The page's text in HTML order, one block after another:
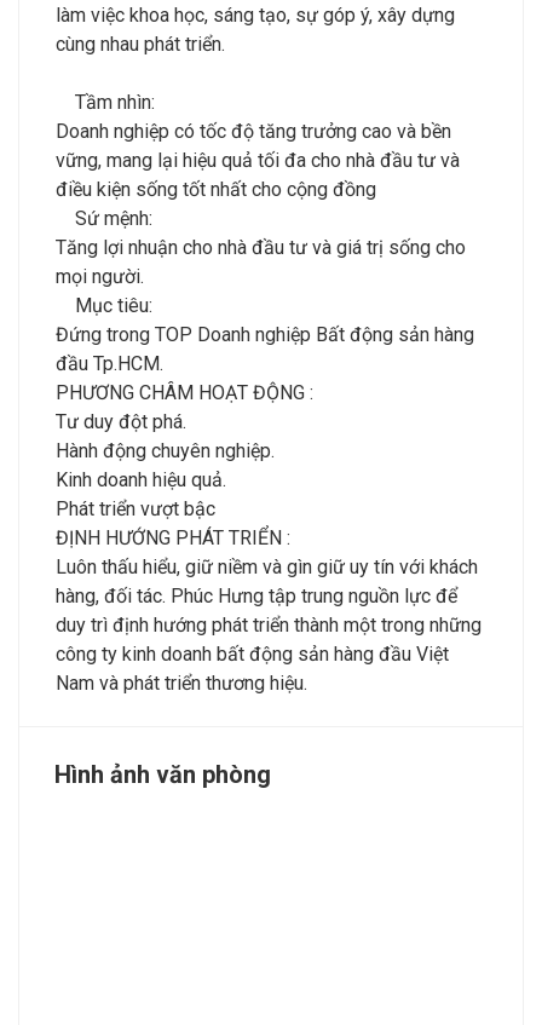
làm việc khoa học, sáng tạo, sự góp ý, xây dựng
cùng nhau phát triển.
Tầm nhìn:
Doanh nghiệp có tốc độ tăng trưởng cao và bền
vững, mang lại hiệu quả tối đa cho nhà đầu tư và
điều kiện sống tốt nhất cho cộng đồng
Sứ mệnh:
Tăng lợi nhuận cho nhà đầu tư và giá trị sống cho
mọi người.
Mục tiêu:
Đứng trong TOP Doanh nghiệp Bất động sản hàng
đầu Tp.HCM.
PHƯƠNG CHÂM HOẠT ĐỘNG :
Tư duy đột phá.
Hành động chuyên nghiệp.
Kinh doanh hiệu quả.
Phát triển vượt bậc
ĐỊNH HƯỚNG PHÁT TRIỂN :
Luôn thấu hiểu, giữ niềm và gìn giữ uy tín với khách
hàng, đối tác. Phúc Hưng tập trung nguồn lực để
duy trì định hướng phát triển thành một trong những
công ty kinh doanh bất động sản hàng đầu Việt
Nam và phát triển thương hiệu.
Hình ảnh văn phòng